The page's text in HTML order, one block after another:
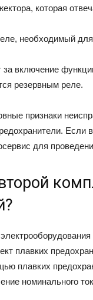
которая
необходимый
за включение
резервным реле.
признаки
Если
для
плавких
плавких
номинального